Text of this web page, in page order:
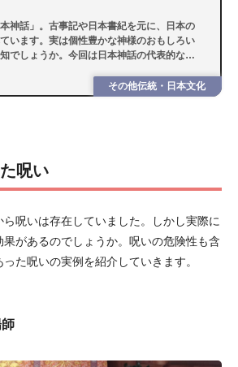
神話」。古事記や日本書紀を元に、日本の
います。実は個性豊かな神様のおもしろい
でしょうか。今回は日本神話の代表的な話
その他伝統・日本文化
呪い
ら呪いは存在していました。しかし実際に
果があるのでしょうか。呪いの危険性も含
た呪いの実例を紹介していきます。